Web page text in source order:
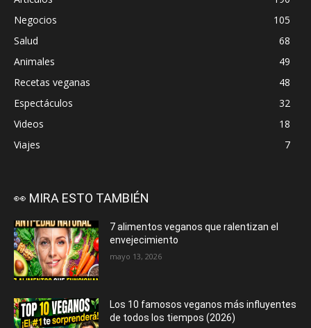
Negocios
105
Salud
68
Animales
49
Recetas veganas
48
Espectáculos
32
Videos
18
Viajes
7
👀 MIRA ESTO TAMBIÉN
7 alimentos veganos que ralentizan el
envejecimiento
mayo 13, 2026
Los 10 famosos veganos más influyentes
de todos los tiempos (2026)